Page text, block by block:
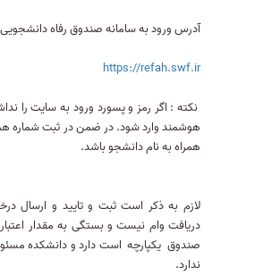
آدرس ورود به سامانه صندوق رفاه
https://refah.swf.ir
نکته : اگر رمز و پسورد ورود به سایت را
هوشمند وارد شود. در ضمن در ثبت شماره
همراه به نام دانشجو باشد.
لازم به ذکر است ثبت و تایید و ارسال
دریافت وام نیست و بستگی به مقدار
صندوق یکپارچه است دارد و دانشکده
ندارد.